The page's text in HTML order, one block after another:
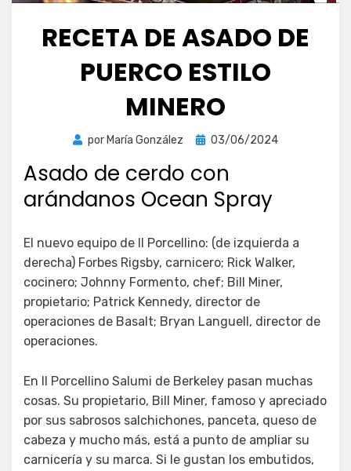
RECETA DE ASADO DE
PUERCO ESTILO
MINERO
por María González
Publicada
03/06/2024
Asado de cerdo con
arándanos Ocean Spray
El nuevo equipo de Il Porcellino: (de izquierda a
derecha) Forbes Rigsby, carnicero; Rick Walker,
cocinero; Johnny Formento, chef; Bill Miner,
propietario; Patrick Kennedy, director de
operaciones de Basalt; Bryan Languell, director de
operaciones.
En Il Porcellino Salumi de Berkeley pasan muchas
cosas. Su propietario, Bill Miner, famoso y apreciado
por sus sabrosos salchichones, panceta, queso de
cabeza y mucho más, está a punto de ampliar su
carnicería y su marca. Si le gustan los embutidos,